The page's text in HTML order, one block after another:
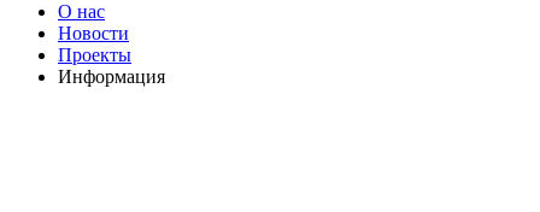
О нас
Новости
Проекты
Информация